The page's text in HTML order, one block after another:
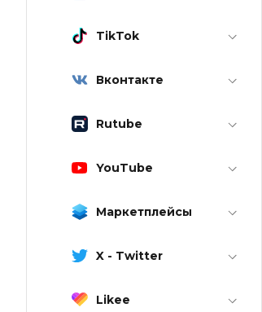
TikTok
Вконтакте
Rutube
YouTube
Маркетплейсы
X - Twitter
Likee